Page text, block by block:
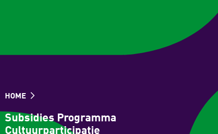
HOME
Subsidies Programma
Cultuurparticipatie